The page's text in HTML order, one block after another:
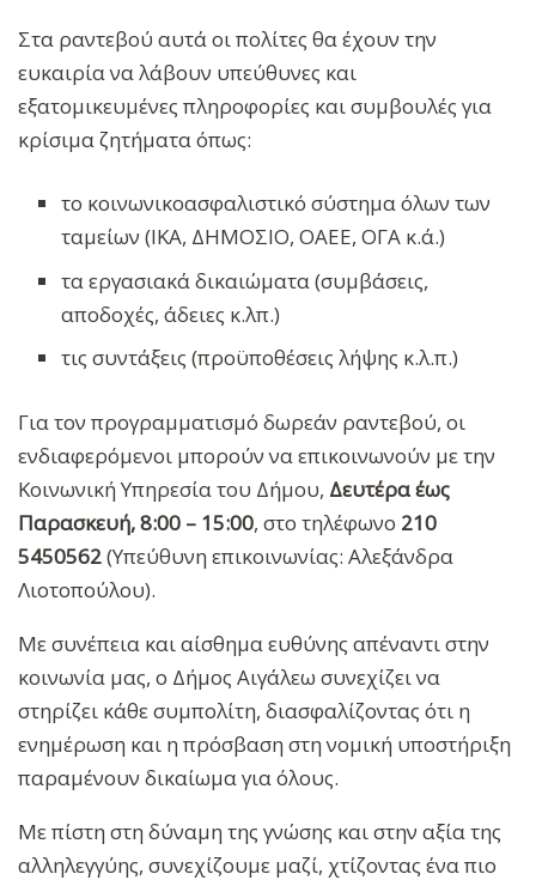
Στα ραντεβού αυτά οι πολίτες θα έχουν την
ευκαιρία να λάβουν υπεύθυνες και
εξατομικευμένες πληροφορίες και συμβουλές για
κρίσιμα ζητήματα όπως:
το κοινωνικοασφαλιστικό σύστημα όλων των
ταμείων (ΙΚΑ, ΔΗΜΟΣΙΟ, ΟΑΕΕ, ΟΓΑ κ.ά.)
τα εργασιακά δικαιώματα (συμβάσεις,
αποδοχές, άδειες κ.λπ.)
τις συντάξεις (προϋποθέσεις λήψης κ.λ.π.)
Για τον προγραμματισμό δωρεάν ραντεβού, οι
ενδιαφερόμενοι μπορούν να επικοινωνούν με την
Κοινωνική Υπηρεσία του Δήμου, Δευτέρα έως
Παρασκευή, 8:00 – 15:00, στο τηλέφωνο 210
5450562(Υπεύθυνη επικοινωνίας: Αλεξάνδρα
Λιοτοπούλου).
Με συνέπεια και αίσθημα ευθύνης απέναντι στην
κοινωνία μας, ο Δήμος Αιγάλεω συνεχίζει να
στηρίζει κάθε συμπολίτη, διασφαλίζοντας ότι η
ενημέρωση και η πρόσβαση στη νομική υποστήριξη
παραμένουν δικαίωμα για όλους.
Με πίστη στη δύναμη της γνώσης και στην αξία της
αλληλεγγύης, συνεχίζουμε μαζί, χτίζοντας ένα πιο